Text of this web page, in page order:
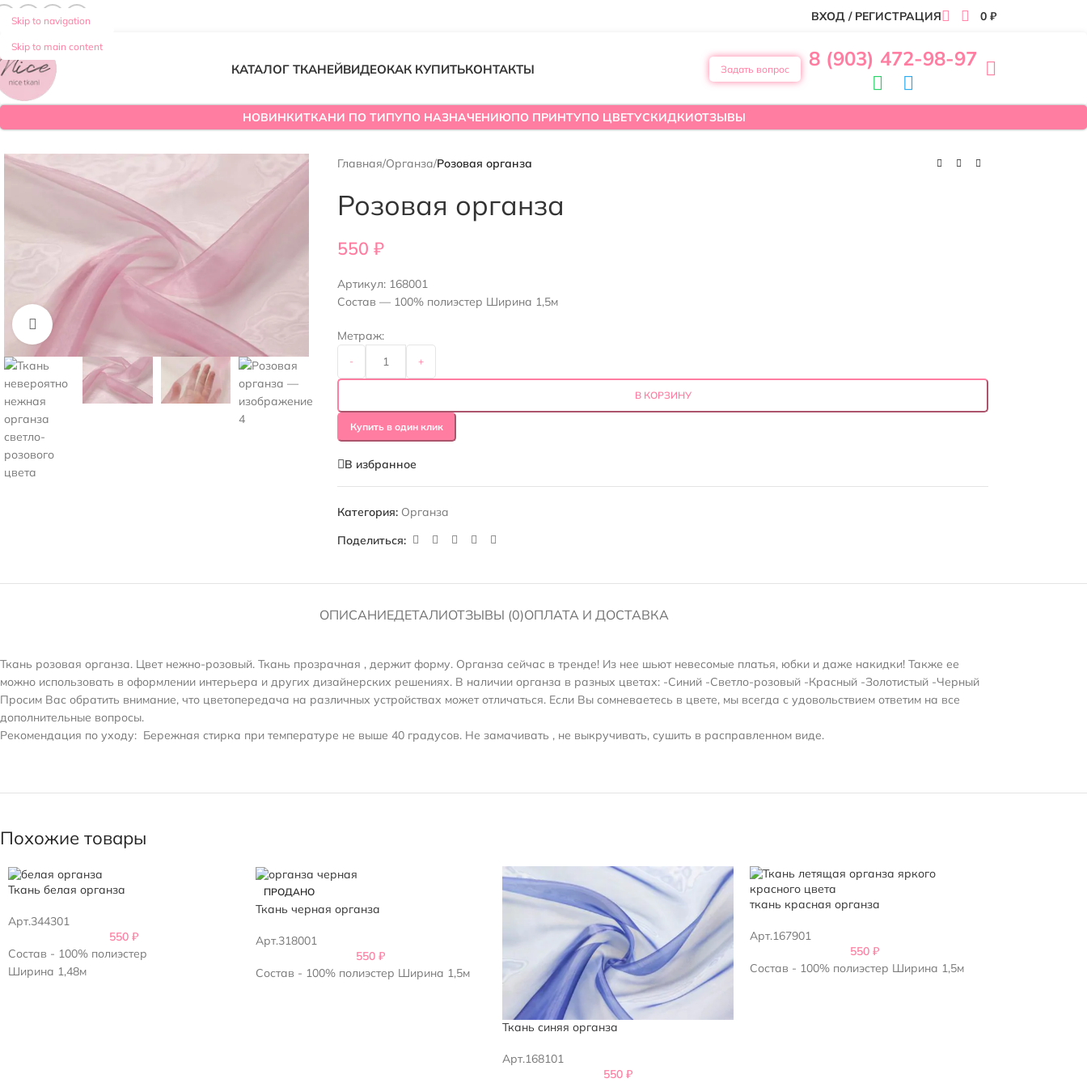
Skip to navigation
Skip to main content
ВХОД / РЕГИСТРАЦИЯ 0 ₽
КАТАЛОГ ТКАНЕЙВИДЕОКАК КУПИТЬКОНТАКТЫ Задать вопрос 8 (903) 472-98-97
НОВИНКИТКАНИ ПО ТИПУПО НАЗНАЧЕНИЮПО ПРИНТУПО ЦВЕТУСКИДКИОТЗЫВЫ
Нажмите, чтобы увеличить
Главная/Органза/Розовая органза
Розовая органза
550₽
Артикул: 168001
Состав — 100% полиэстер Ширина 1,5м
Метраж:
- +
В КОРЗИНУ
Купить в один клик
В избранное
Категория: Органза
Поделиться:
ОПИСАНИЕДЕТАЛИОТЗЫВЫ (0)ОПЛАТА И ДОСТАВКА
Ткань розовая органза. Цвет нежно-розовый. Ткань прозрачная , держит форму. Органза сейчас в тренде! Из нее шьют невесомые платья, юбки и даже накидки! Также ее
можно использовать в оформлении интерьера и других дизайнерских решениях. В наличии органза в разных цветах: -Синий -Светло-розовый -Красный -Золотистый -Черный
Просим Вас обратить внимание, что цветопередача на различных устройствах может отличаться. Если Вы сомневаетесь в цвете, мы всегда с удовольствием ответим на все
дополнительные вопросы.
Рекомендация по уходу: Бережная стирка при температуре не выше 40 градусов. Не замачивать , не выкручивать, сушить в расправленном виде.
Похожие товары
Ткань белая органза
Арт.344301
550 ₽
Состав - 100% полиэстер
Ширина 1,48м
ПРОДАНО
Ткань черная органза
Арт.318001
550₽
Состав - 100% полиэстер Ширина 1,5м
Ткань синяя органза
Арт.168101
550 ₽
ткань красная органза
Арт.167901
550₽
Состав - 100% полиэстер Ширина 1,5м